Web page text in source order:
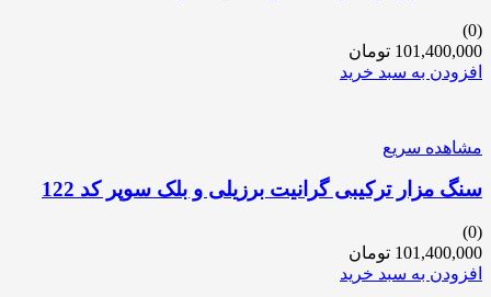
(0)
101,400,000 تومان
افزودن به سبد خرید
مشاهده سریع
سنگ مزار ترکیبی گرانیت برزیلی و بلک سوپر کد 122
(0)
101,400,000 تومان
افزودن به سبد خرید